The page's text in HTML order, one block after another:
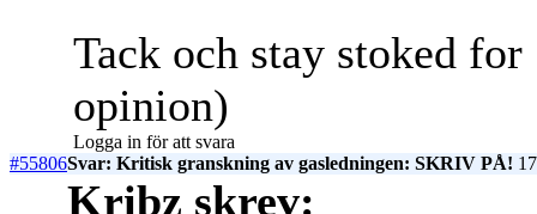
Tack och stay stoked
opinion)
Logga in för att svara
#55806Svar: Kritisk granskning av gasledningen: SKRIV PÅ!
Kribz skrev: